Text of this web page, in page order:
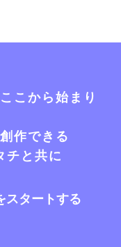
こから始まり
作できる
チと共に
スタートする